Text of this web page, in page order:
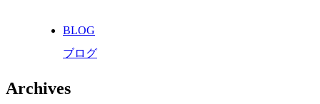
BLOG
ブログ
Archives